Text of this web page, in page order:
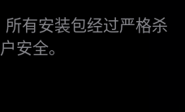
有安装包经过严格杀
安全。